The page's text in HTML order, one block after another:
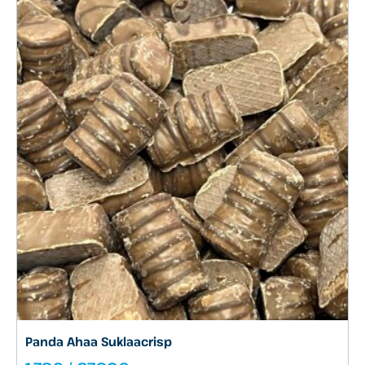
Panda Ahaa Suklaacrisp